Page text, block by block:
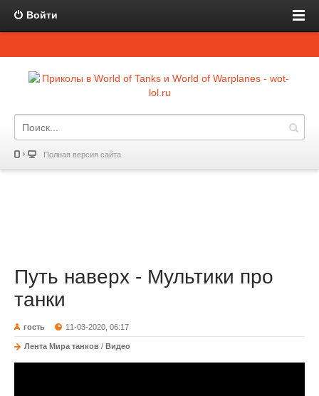
Войти
Полная версия сайта
Путь наверх - Мультики про
танки
гость 11-03-2020, 06:17
Лента Мира танков / Видео